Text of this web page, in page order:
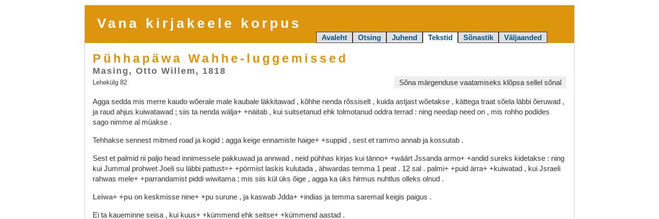
Vana kirjakeele korpus
Avaleht Otsing Juhend Tekstid Sõnastik Väljaanded
Pühhapäwa Wahhe-luggemissed
Masing, Otto Willem, 1818
Lehekülg 82 Sõna märgenduse vaatamiseks klõpsa sellel sõnal
Agga sedda mis merre kaudo wõerale male kaubale läkkitawad , kõhhe nenda rõssiselt , kuida astjast wõetakse , kättega traat sõela läbbi õeruwad ,
ja raud ahjus kuiwatawad ; siis ta nenda wälja+ +näitab , kui suitsetanud ehk tolmotanud oddra terrad : ning needap need on , mis rohho podides
sago nimme al müakse .
Tehhakse sennest mitmed road ja kogid ; agga keige ennamiste haige+ +suppid , sest et rammo annab ja kossutab .
Sest et palmid ni paljo head innimessele pakkuwad ja annwad , neid pühhas kirjas kui tänno+ +wäärt Jssanda armo+ +andid sureks kidetakse : ning
kui Jummal prohwet Joeli su läbbi pattust=+ +pörmist laskis kulutada , ähwardas temma 1 peat . 12 sal . palmi+ +puid ärra+ +kuiwatad , kui Jsraeli
rahwas mele+ +parrandamist piddi wiwitama ; mis siis kül üks õige , agga ka üks hirmus nuhtlus olleks olnud .
Leiwa+ +pu on keskmisse nine+ +pu surune , ja kaswab Jdda+ +indias ja temma saremail keigis paigus .
Ei ta kaueminne seisa , kui kuus+ +kümmend ehk seitse+ +kümmend aastad .